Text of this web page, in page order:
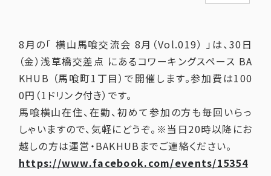
8月の「 横山馬喰交流会 8月（Vol.019） 」は、30日
（金）浅草橋交差点 にあるコワーキングスペース BA
KHUB （馬喰町1丁目）で開催します。参加費は100
0円（1ドリンク付き）です。
馬喰横山在住、在勤、初めて参加の方も毎回いらっ
しゃいますので、気軽にどうぞ。※当日20時以降にお
越しの方は運営・BAKHUBまでご連絡ください。
https://www.facebook.com/events/15354